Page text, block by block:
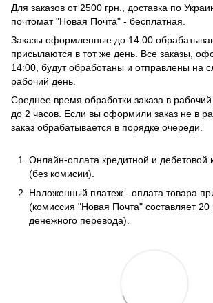
Для заказов от 2500 грн., доставка по
почтомат "Новая Почта" - бесплатная.
Заказы оформленные до 14:00
присылаются в тот же день. Все заказы,
14:00, будут обработаны и отправлены на
рабочий день.
Среднее время обработки заказа в
до 2 часов. Если вы оформили заказ не в
заказ обрабатывается в порядке очереди.
Онлайн-оплата кредитной и дебетовой
(без комисии).
Наложенный платеж - оплата товара
(комиссия "Новая Почта" составляет
денежного перевода).